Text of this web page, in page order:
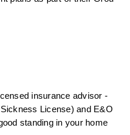
insurance advisor -
License) and E&O
standing in your home